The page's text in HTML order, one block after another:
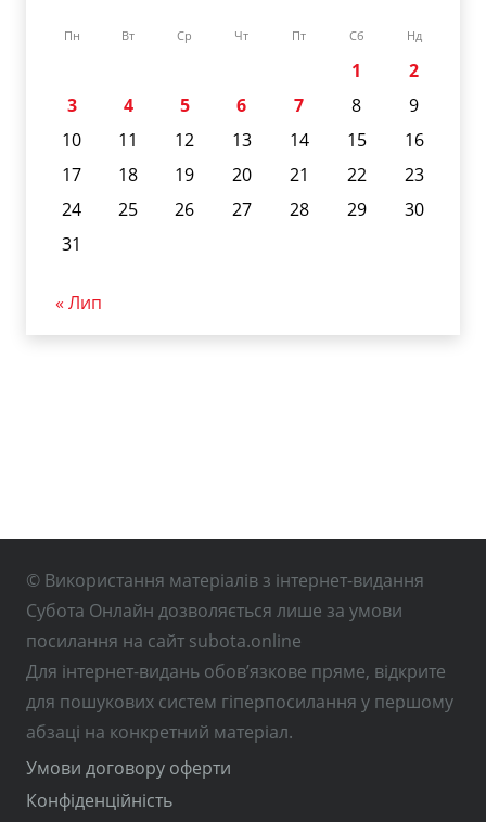
Пн Вт Ср Чт Пт Сб Нд
1
2
3
4 5 6 7 8
9
10
11 12 13 14 15
16
17
18 19 20 21 22
23
24
25 26 27 28 29
30
31
« Лип
© Використання матеріалів з інтернет-видання
Субота Онлайн дозволяється лише за умови
посилання на сайт subota.online
Для інтернет-видань обов’язкове пряме, відкрите
для пошукових систем гіперпосилання у першому
абзаці на конкретний матеріал.
Умови договору оферти
Конфіденційність